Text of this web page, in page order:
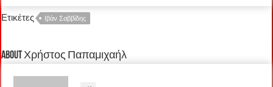
Ετικέτες Ιβάν Σαββίδης
About Χρήστος Παπαμιχαήλ